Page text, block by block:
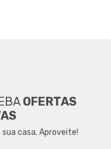
OFERTAS
casa. Aproveite!